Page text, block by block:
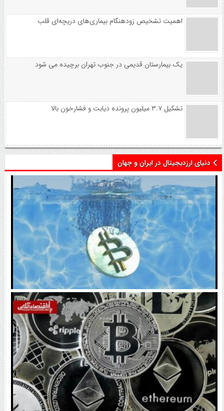
اهمیت تشخیص زودهنگام بیماری‌های دریچه‌ای قلب
یک بیمارستان قدیمی در جنوب تهران برچیده می شود
تشکیل ۳.۷ میلیون پرونده دیابت و فشارخون بالا
دنیای ارزدیجیتال در ایران و جهان
اتفاق تاریخی در بازار رمزارزها / بیت‌کوین سبز شد